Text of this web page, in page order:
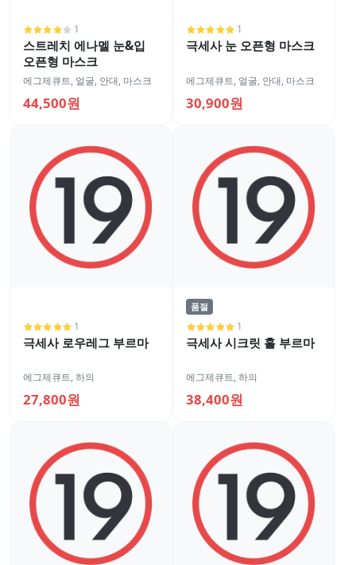
1
스트레치 에나멜 눈&입
오픈형 마스크
에그제큐트, 얼굴, 안대, 마스크
44,500원
1
극세사 눈 오픈형 마스크
에그제큐트, 얼굴, 안대, 마스크
30,900원
1
극세사 로우레그 부르마
에그제큐트,하의
27,800원
품절
1
극세사 시크릿 홀 부르마
에그제큐트,하의
38,400원